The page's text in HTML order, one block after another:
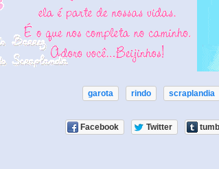
garota rindo scraplandia
Facebook Twitter